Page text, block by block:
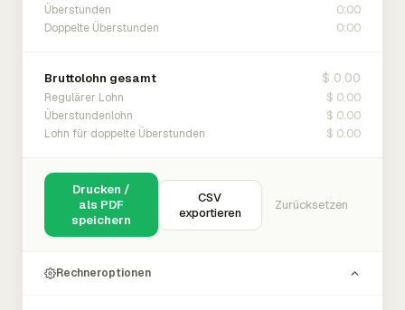
Überstunden 0:00
Doppelte Überstunden 0:00
Bruttolohn gesamt $ 0.00
Regulärer Lohn $ 0.00
Überstundenlohn $ 0.00
Lohn für doppelte Überstunden $ 0.00
Drucken /
als PDF
speichern
CSV
exportieren
Zurücksetzen
Rechneroptionen